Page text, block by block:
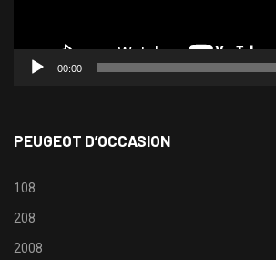
00:00
PEUGEOT D’OCCASION
108
208
2008